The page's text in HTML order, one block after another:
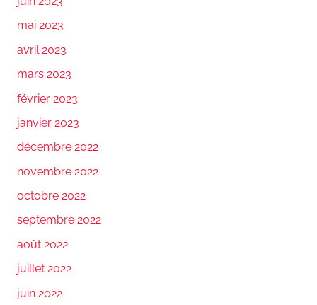
mai 2023
avril 2023
mars 2023
février 2023
janvier 2023
décembre 2022
novembre 2022
octobre 2022
septembre 2022
août 2022
juillet 2022
juin 2022